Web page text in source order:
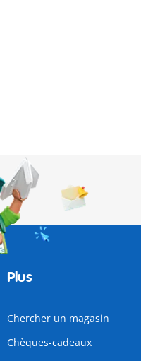
Plus
Chercher un magasin
Chèques-cadeaux